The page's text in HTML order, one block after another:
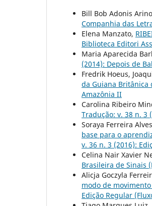
Bill Bob Adonis
Companhia das
Elena Manzato,
Biblioteca Editori
Maria Aparecida
(2014): Depois de
Fredrik Hoeus,
da Guiana Britânica
Amazônia II
Carolina Ribeiro
Tradução: v. 38 n. 3
Soraya Ferreira
base para o
v. 36 n. 3 (2016):
Celina Nair Xavier
Brasileira de Sinais
Alicja Goczyla
modo de
Edição Regular